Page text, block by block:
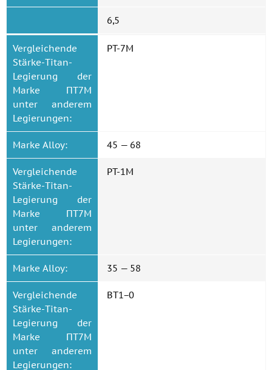
6,5
Vergleichende
Stärke-Titan-
Legierung der
Marke ПТ7М
unter anderem
Legierungen:
PT-7M
Marke Alloy: 45 — 68
Vergleichende
Stärke-Titan-
Legierung der
Marke ПТ7М
unter anderem
Legierungen:
PT-1M
Marke Alloy: 35 — 58
Vergleichende
Stärke-Titan-
Legierung der
Marke ПТ7М
unter anderem
Legierungen:
BT1−0